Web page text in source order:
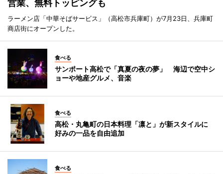
営業、無料トッピングも
ラーメン店「中華そばサービス」（高松市兵庫町）が7月23日、兵庫町
商店街にオープンした。
食べる
サンポート高松で「真夏の夜の夢」 海辺で空中シ
ョーや地産グルメ、音楽
食べる
高松・丸亀町の日本料理「凛と」が新スタイルに
好みの一品を自由追加
食べる